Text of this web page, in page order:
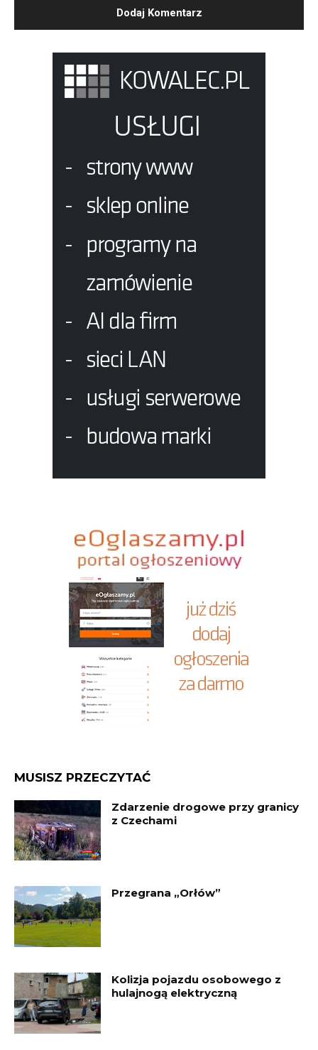
MUSISZ PRZECZYTAĆ
Zdarzenie drogowe przy granicy
z Czechami
Przegrana „Orłów”
Kolizja pojazdu osobowego z
hulajnogą elektryczną